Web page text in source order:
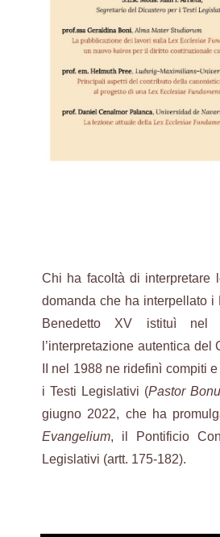
Chi ha facoltà di interpretare
domanda che ha interpellato
Benedetto XV istituì nel
l’interpretazione autentica
II nel 1988 ne ridefinì compiti
i Testi Legislativi (Pastor
giugno 2022, che ha
Evangelium, il Pontificio
Legislativi (artt. 175-182).